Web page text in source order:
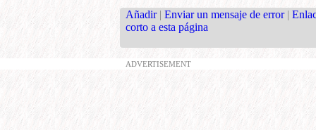
Añadir | Enviar un mensaje de error |
corto a esta página
ADVERTISEMENT